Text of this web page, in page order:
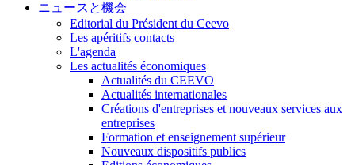
ニュースと機会
Editorial du Président du Ceevo
Les apéritifs contacts
L'agenda
Les actualités économiques
Actualités du CEEVO
Actualités internationales
Créations d'entreprises et nouveaux services aux
entreprises
Formation et enseignement supérieur
Nouveaux dispositifs publics